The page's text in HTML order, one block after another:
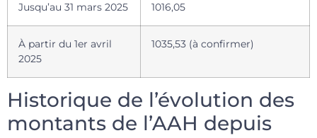
Jusqu’au 31 mars 2025 1016,05
À partir du 1er avril
2025
1035,53 (à confirmer)
Historique de l’évolution des
montants de l’AAH depuis